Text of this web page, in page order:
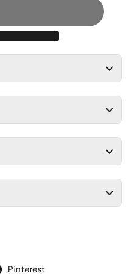
Pinterest